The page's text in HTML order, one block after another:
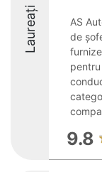
Laureați
AS
de
9.8